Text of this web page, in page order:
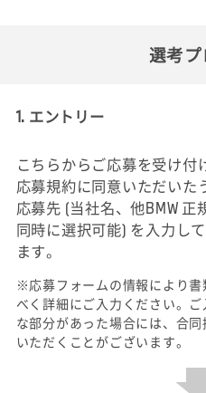
選考
1. エントリー
こちらからご応募を受け付
応募規約に同意いただいた
応募先 (当社名、他BMW
同時に選択可能) を入力し
ます。
※応募フォームの情報により
べく詳細にご入力ください。
な部分があった場合には、合
いただくことがございます。